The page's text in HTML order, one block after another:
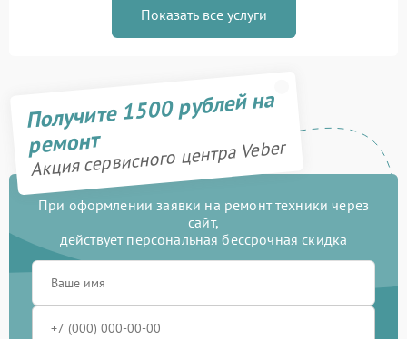
Показать все услуги
Получите 1500 рублей на
ремонт
Акция сервисного центра Veber
При оформлении заявки на ремонт техники через
сайт,
действует персональная бессрочная скидка